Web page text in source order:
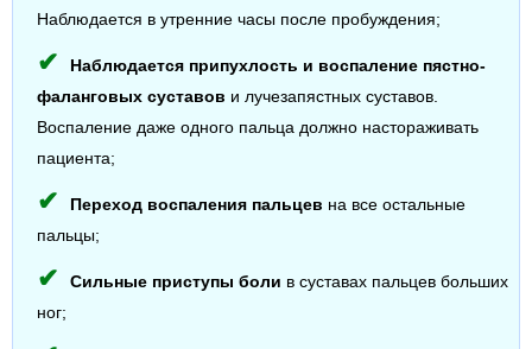
Наблюдается в утренние часы после пробуждения;
Наблюдается припухлость и воспаление пястно-
фаланговых суставов и лучезапястных суставов.
Воспаление даже одного пальца должно настораживать
пациента;
Переход воспаления пальцев на все остальные
пальцы;
Сильные приступы боли в суставах пальцев больших
ног;